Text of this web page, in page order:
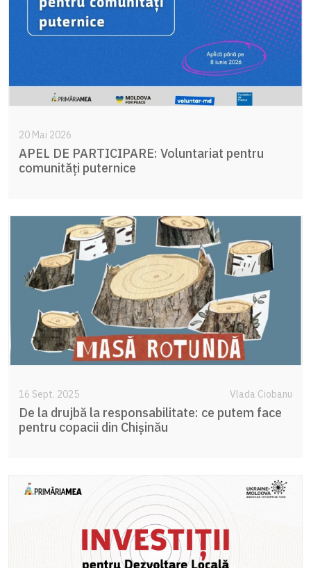
20 Mai 2026
APEL DE PARTICIPARE: Voluntariat pentru
comunități puternice
16 Sept. 2025 Vlada Ciobanu
De la drujbă la responsabilitate: ce putem face
pentru copacii din Chișinău